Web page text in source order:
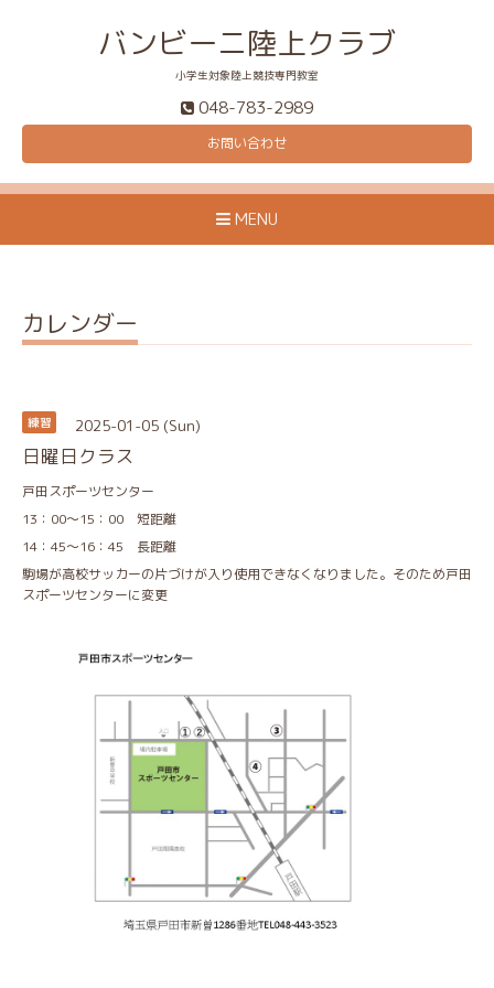
バンビーニ陸上クラブ
小学生対象陸上競技専門教室
048-783-2989
お問い合わせ
MENU
カレンダー
練習 2025-01-05 (Sun)
日曜日クラス
戸田スポーツセンター
13：00～15：00 短距離
14：45～16：45 長距離
駒場が高校サッカーの片づけが入り使用できなくなりました。そのため戸田
スポーツセンターに変更